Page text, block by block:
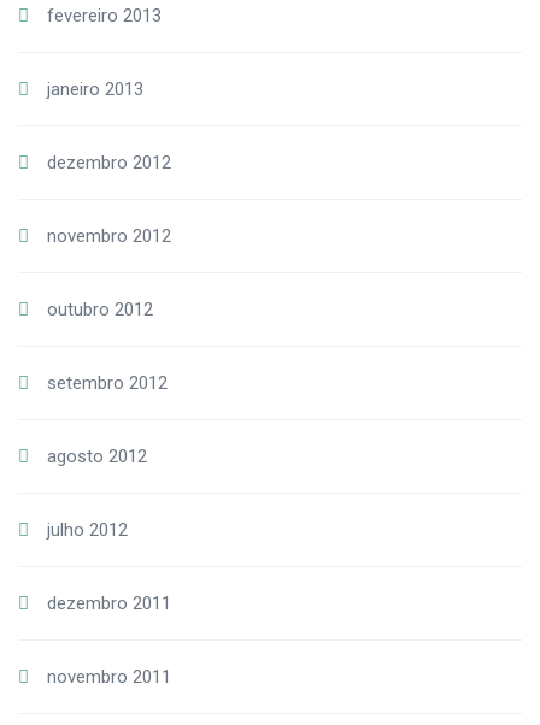
fevereiro 2013
janeiro 2013
dezembro 2012
novembro 2012
outubro 2012
setembro 2012
agosto 2012
julho 2012
dezembro 2011
novembro 2011